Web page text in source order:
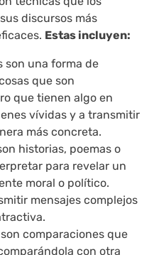
discursos más
Estas incluyen:
son una forma de
que son
que tienen algo en
vívidas y a transmitir
más concreta.
historias, poemas o
para revelar un
moral o político.
mensajes complejos
comparaciones que
con otra